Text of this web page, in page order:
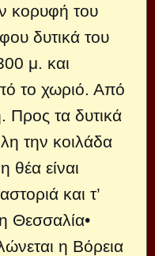
κορυφή του
δυτικά του
μ. και
το χωριό. Από
Προς τα δυτικά
την κοιλάδα
θέα είναι
και τ’
Θεσσαλία•
η Βόρεια